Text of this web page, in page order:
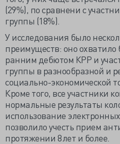
(29%), по сравнени с
группы (18%).
У исследования было
преимуществ: оно охватило
ранним дебютом КРР и
группы в разнообразной и
социально-экономической
Кроме того, все участники
нормальные результаты
использование
позволило учесть прием
протяжении 8 лет и более.